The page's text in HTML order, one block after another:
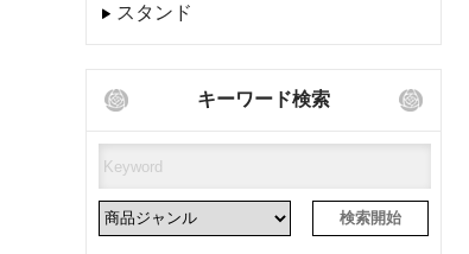
スタンド
キーワード検索